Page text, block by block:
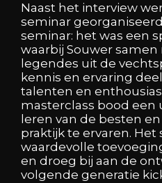
Naast het interview
seminar
seminar: het was een
waarbij Souwer
legendes uit de
kennis en ervaring
talenten en
masterclass bood een
leren van de besten
praktijk te ervaren. Het
waardevolle
en droeg bij aan de
volgende generatie